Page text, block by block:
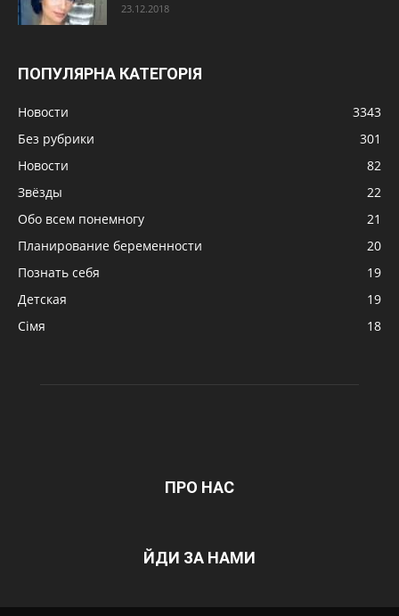
23.12.2018
ПОПУЛЯРНА КАТЕГОРІЯ
Новости
3343
Без рубрики
301
Новости
82
Звёзды
22
Обо всем понемногу
21
Планирование беременности
20
Познать себя
19
Детская
19
Сімя
18
ПРО НАС
ЙДИ ЗА НАМИ